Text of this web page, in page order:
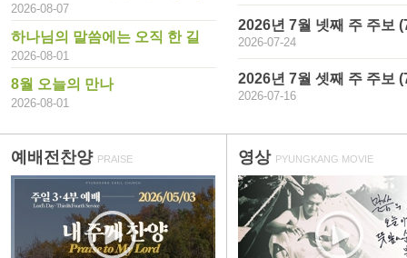
2026-08-07
하나님의 말씀에는 오직 한 길
2026-08-01
8월 오늘의 만나
2026-08-01
2026년 7월 넷째 주 주보
2026-07-24
2026년 7월 셋째 주 주보
2026-07-16
예배전찬양 PRAISE 영상 PYUNGKANG MOVIE